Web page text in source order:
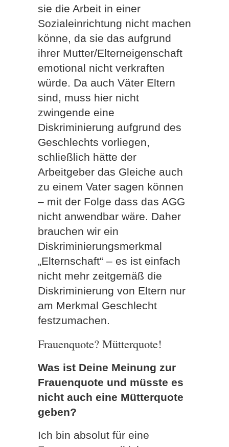
sie die Arbeit in einer
Sozialeinrichtung nicht machen
könne, da sie das aufgrund
ihrer Mutter/Elterneigenschaft
emotional nicht verkraften
würde. Da auch Väter Eltern
sind, muss hier nicht
zwingende eine
Diskriminierung aufgrund des
Geschlechts vorliegen,
schließlich hätte der
Arbeitgeber das Gleiche auch
zu einem Vater sagen können
– mit der Folge dass das AGG
nicht anwendbar wäre. Daher
brauchen wir ein
Diskriminierungsmerkmal
„Elternschaft“ – es ist einfach
nicht mehr zeitgemäß die
Diskriminierung von Eltern nur
am Merkmal Geschlecht
festzumachen.
Frauenquote? Mütterquote!
Was ist Deine Meinung zur
Frauenquote und müsste es
nicht auch eine Mütterquote
geben?
Ich bin absolut für eine